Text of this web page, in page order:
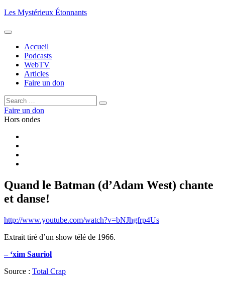
Aller
contenu
Les Mystérieux Étonnants
Accueil
Podcasts
WebTV
Articles
Faire un don
Rechercher :
Rechercher
Faire un don
Hors ondes
Quand le Batman (d’Adam West) chante
et danse!
http://www.youtube.com/watch?v=bNJhgfrp4Us
Extrait tiré d’un show télé de 1966.
– ‘xim Sauriol
Source : Total Crap